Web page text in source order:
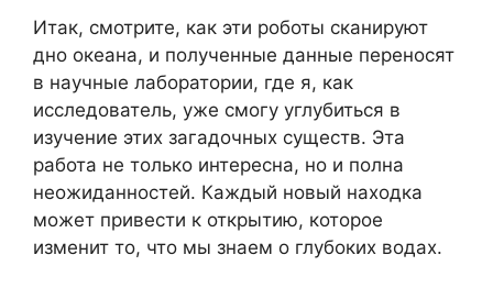
Итак, смотрите, как эти роботы сканируют
дно океана, и полученные данные переносят
в научные лаборатории, где я, как
исследователь, уже смогу углубиться в
изучение этих загадочных существ. Эта
работа не только интересна, но и полна
неожиданностей. Каждый новый находка
может привести к открытию, которое
изменит то, что мы знаем о глубоких водах.